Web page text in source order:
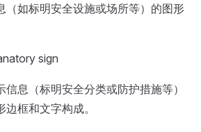
（如标明安全设施或场所等）的图形
sign
息（标明安全分类或防护措施等）
框和文字构成。